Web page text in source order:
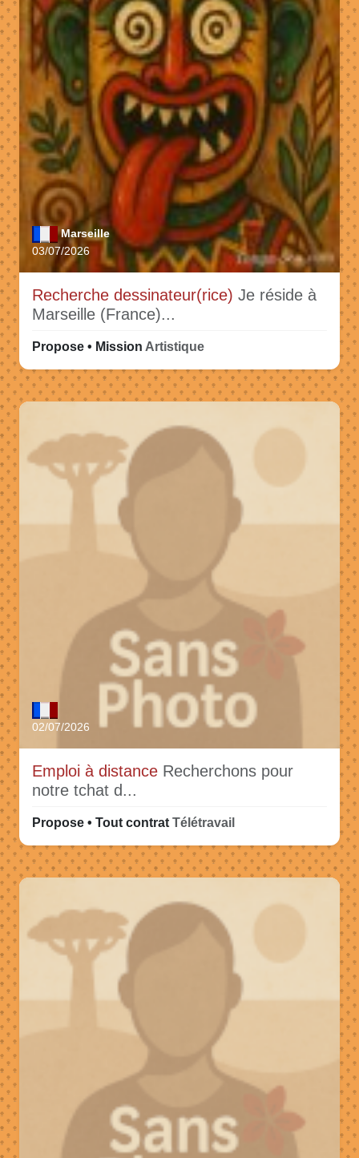
Marseille
03/07/2026
Recherche dessinateur(rice) Je réside à
Marseille (France)...
Propose • Mission Artistique
02/07/2026
Emploi à distance Recherchons pour
notre tchat d...
Propose • Tout contrat Télétravail